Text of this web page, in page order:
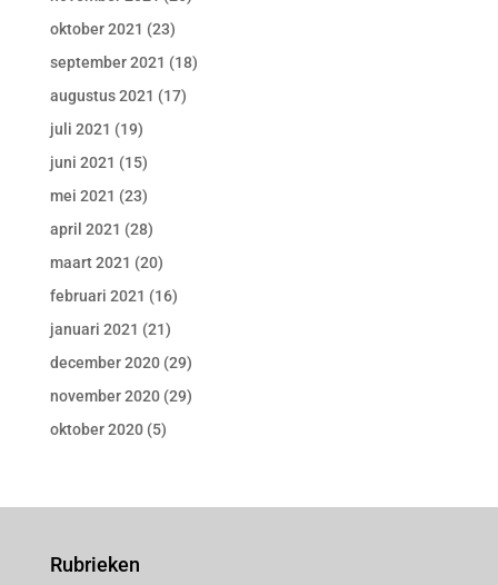
oktober 2021 (23)
september 2021 (18)
augustus 2021 (17)
juli 2021 (19)
juni 2021 (15)
mei 2021 (23)
april 2021 (28)
maart 2021 (20)
februari 2021 (16)
januari 2021 (21)
december 2020(29)
november 2020(29)
oktober 2020(5)
Rubrieken